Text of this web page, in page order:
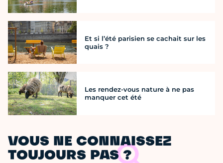
Et si l’été parisien se cachait sur les
quais ?
Les rendez-vous nature à ne pas
manquer cet été
VOUS NE CONNAISSEZ
TOUJOURS PAS ?